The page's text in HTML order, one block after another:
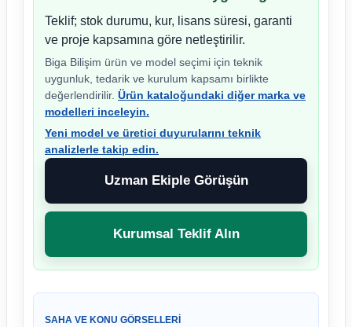
Teklif; stok durumu, kur, lisans süresi, garanti
ve proje kapsamına göre netleştirilir.
Biga Bilişim ürün ve model seçimi için teknik
uygunluk, tedarik ve kurulum kapsamı birlikte
değerlendirilir. Ürün kataloğundaki diğer marka ve
modelleri inceleyin.
Yeni model ve üretici duyurularını teknik
analizlerle takip edin.
Uzman Ekiple Görüşün
Kurumsal Teklif Alın
SAHA VE KONU GÖRSELLERI